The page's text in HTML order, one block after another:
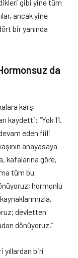
gibi yine tüm
ancak yine
bir yanında
da
karşı
kaydetti: “Yok 11.
eden fiili
anayasaya
kafalarına göre,
tüm bu
hormonlu
devletten
dönüyoruz.”
yıllardan biri